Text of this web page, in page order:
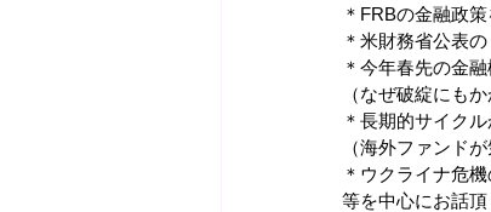
＊FRBの金融政
＊米財務省公表
＊今年春先の金
（なぜ破綻にも
＊長期的サイク
（海外ファンド
＊ウクライナ危
等を中心にお話頂